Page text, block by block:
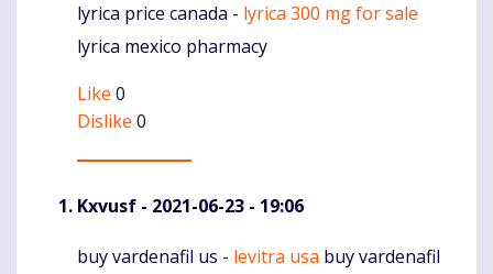
Komentaras
lyrica price canada - lyrica 300 mg for sale
lyrica mexico pharmacy
Like 0
Dislike 0
Kxvusf - 2021-06-23 - 19:06
Komentaras
buy vardenafil us - levitra usa buy vardenafil